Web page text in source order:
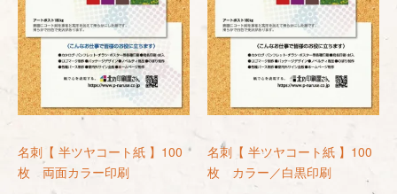
名刺【 半ツヤコート紙 】100
枚 両面カラー印刷
名刺【 半ツヤコート紙 】100
枚 カラー／白黒印刷